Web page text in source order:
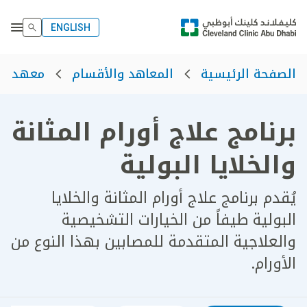
ENGLISH
الصفحة الرئيسية المعاهد والأقسام معهد
برنامج علاج أورام المثانة
والخلايا البولية
يُقدم برنامج علاج أورام المثانة والخلايا
البولية طيفاً من الخيارات التشخيصية
والعلاجية المتقدمة للمصابين بهذا النوع من
الأورام.